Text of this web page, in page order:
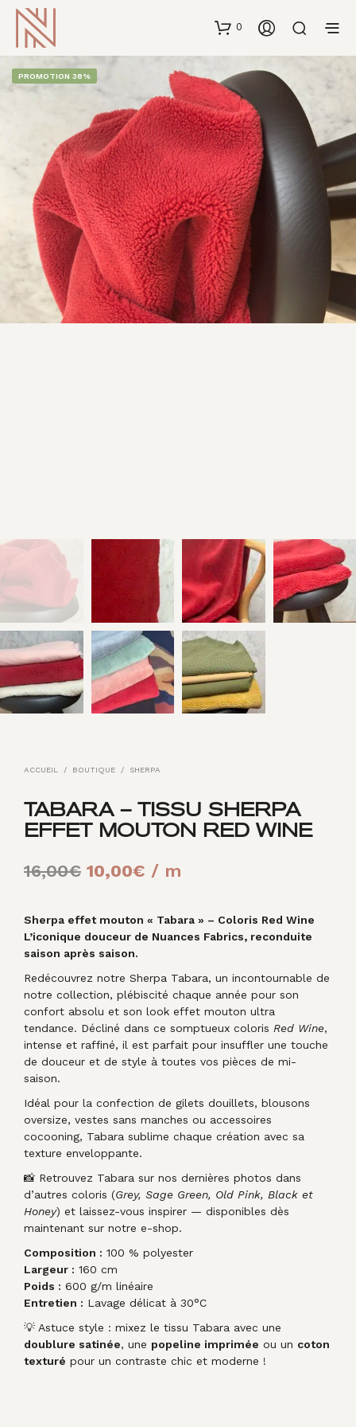
0
PROMOTION 38%
ACCUEIL / BOUTIQUE / SHERPA
TABARA – TISSU SHERPA
EFFET MOUTON RED WINE
16,00€ Le
initial
était :
16,00€.
10,00€ Le
actuel
10,00€.
/ m
Sherpa effet mouton « Tabara » – Coloris Red Wine
L’iconique douceur de Nuances Fabrics, reconduite
saison après saison.
Redécouvrez notre Sherpa Tabara, un incontournable de
notre collection, plébiscité chaque année pour son
confort absolu et son look effet mouton ultra
tendance. Décliné dans ce somptueux coloris Red Wine,
intense et raffiné, il est parfait pour insuffler une touche
de douceur et de style à toutes vos pièces de mi-
saison.
Idéal pour la confection de gilets douillets, blousons
oversize, vestes sans manches ou accessoires
cocooning, Tabara sublime chaque création avec sa
texture enveloppante.
📸 Retrouvez Tabara sur nos dernières photos dans
d’autres coloris (Grey, Sage Green, Old Pink, Black et
Honey) et laissez-vous inspirer — disponibles dès
maintenant sur notre e-shop.
Composition : 100 % polyester
Largeur : 160 cm
Poids : 600 g/m linéaire
Entretien : Lavage délicat à 30°C
💡 Astuce style : mixez le tissu Tabara avec une
doublure satinée, une popeline imprimée ou un coton
texturé pour un contraste chic et moderne !